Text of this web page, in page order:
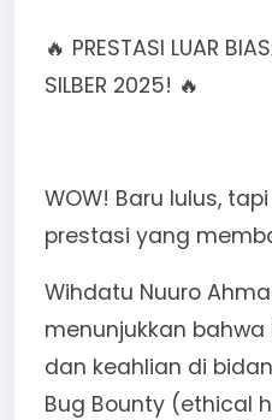
🔥 PRESTASI LUAR
SILBER 2025! 🔥
WOW! Baru lulus,
prestasi yang
Wihdatu Nuuro
menunjukkan
dan keahlian di
Bug Bounty (ethical